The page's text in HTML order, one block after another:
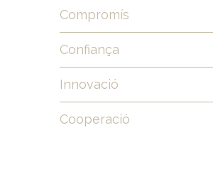
Compromís
Confiança
Innovació
Cooperació